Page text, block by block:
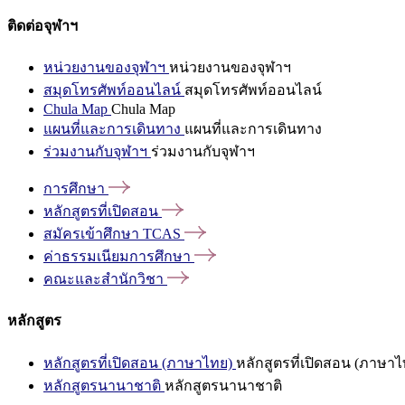
ติดต่อจุฬาฯ
หน่วยงานของจุฬาฯ หน่วยงานของจุฬาฯ
สมุดโทรศัพท์ออนไลน์ สมุดโทรศัพท์ออนไลน์
Chula Map Chula Map
แผนที่และการเดินทาง แผนที่และการเดินทาง
ร่วมงานกับจุฬาฯ ร่วมงานกับจุฬาฯ
การศึกษา
หลักสูตรที่เปิดสอน
สมัครเข้าศึกษา TCAS
ค่าธรรมเนียมการศึกษา
คณะและสำนักวิชา
หลักสูตร
หลักสูตรที่เปิดสอน (ภาษาไทย) หลักสูตรที่เปิดสอน (ภาษาไ
หลักสูตรนานาชาติ หลักสูตรนานาชาติ